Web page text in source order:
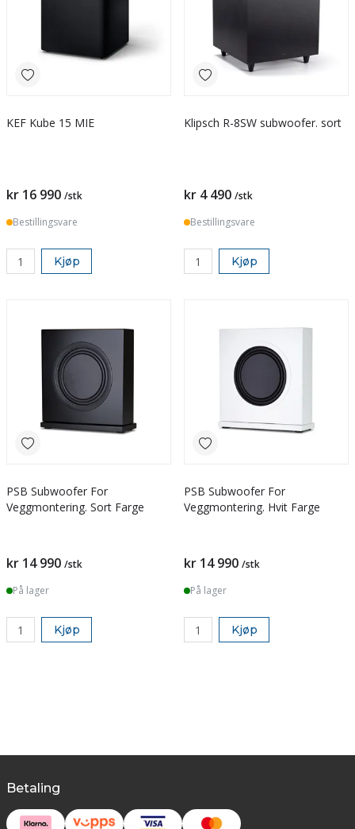
KEF Kube 15 MIE
kr 16 990 /stk
Bestillingsvare
Kjøp
Klipsch R-8SW subwoofer. sort
kr 4 490 /stk
Bestillingsvare
Kjøp
PSB Subwoofer For
Veggmontering. Sort Farge
kr 14 990 /stk
På lager
Kjøp
PSB Subwoofer For
Veggmontering. Hvit Farge
kr 14 990 /stk
På lager
Kjøp
Betaling